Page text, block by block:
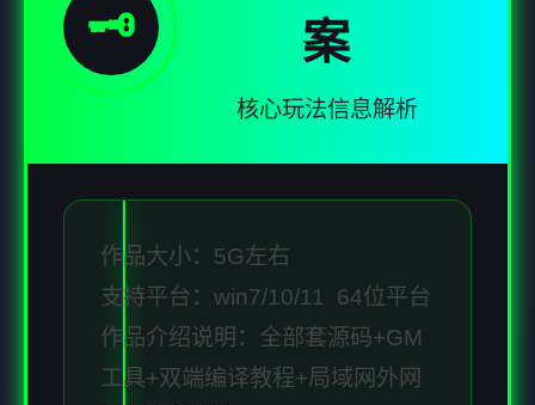
🗝️
案
核心玩法信息解析
作品大小：5G左右
支持平台：win7/10/11 64位平台
作品介绍说明：全部套源码+GM
工具+双端编译教程+局域网外网